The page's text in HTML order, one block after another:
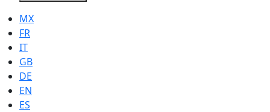
MX
FR
IT
GB
DE
EN
ES